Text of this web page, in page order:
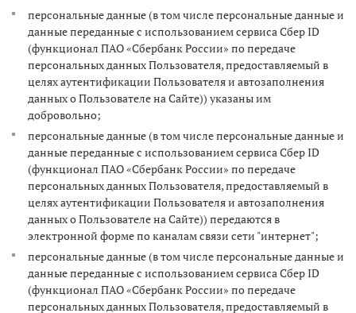
персональные данные (в том числе персональные данные и
данные переданные с использованием сервиса Сбер ID
(функционал ПАО «Сбербанк России» по передаче
персональных данных Пользователя, предоставляемый в
целях аутентификации Пользователя и автозаполнения
данных о Пользователе на Сайте)) указаны им
добровольно;
персональные данные (в том числе персональные данные и
данные переданные с использованием сервиса Сбер ID
(функционал ПАО «Сбербанк России» по передаче
персональных данных Пользователя, предоставляемый в
целях аутентификации Пользователя и автозаполнения
данных о Пользователе на Сайте)) передаются в
электронной форме по каналам связи сети "интернет";
персональные данные (в том числе персональные данные и
данные переданные с использованием сервиса Сбер ID
(функционал ПАО «Сбербанк России» по передаче
персональных данных Пользователя, предоставляемый в